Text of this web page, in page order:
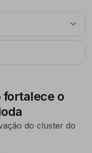
fortalece o
do cluster do